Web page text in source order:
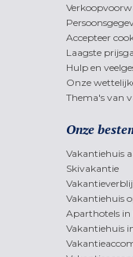
Accepteer
Laagste
Hulp en
Onze
Thema's van
Onze
Vakantiehuis
Skivakantie
Vakantiehuis
Aparthotels
Vakantiehuis